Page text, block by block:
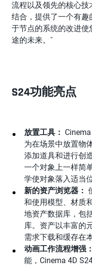
流程以及领先的核心
结合，提供了一个有
于节点的系统的改进使
途的未来。”
S24功能亮点
放置工具：
为在场景中放置物
添加道具和进行创
一个对象上一样简
学使对象落入适当
新的资产浏览器：
和使用模型、材质
地资产数据库，包
库。资产以丰富的
需求下载和缓存在本
动画工作流程增强：
能，Cinema 4D